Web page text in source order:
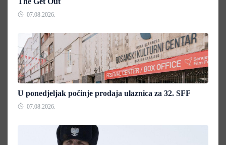
07.08.2026.
U ponedjeljak počinje prodaja ulaznica za 32. SFF
07.08.2026.